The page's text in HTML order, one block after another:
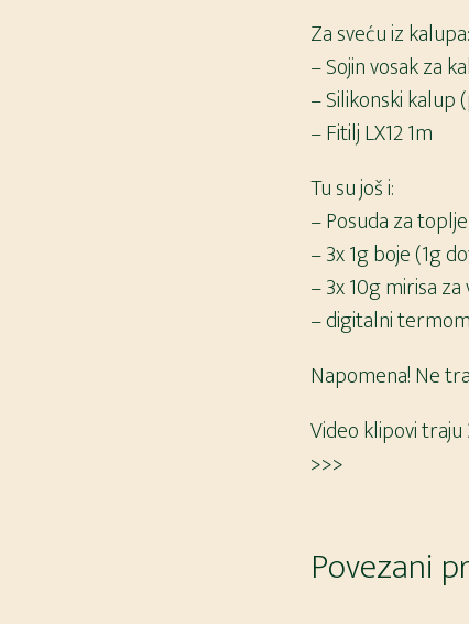
Za sveću iz kalupa:
– Sojin vosak za
– Silikonski
– Fitilj LX12 1m
Tu su još i:
– Posuda za
– 3x 1g boje (1g
– 3x 10g mirisa
– digitalni
Napomena! Ne
Video klipovi traju
>>>
Povezani